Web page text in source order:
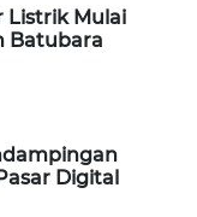
Listrik Mulai
Batubara
Digital